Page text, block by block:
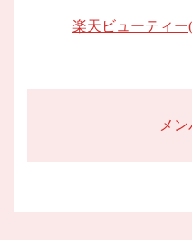
楽天ビューティ
メ